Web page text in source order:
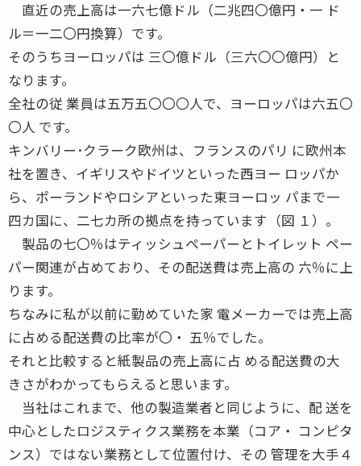
直近の売上高は一六七億ドル（二兆四〇億円・一 ド
ル＝一二〇円換算）です。
そのうちヨーロッパは 三〇億ドル（三六〇〇億円）と
なります。
全社の従 業員は五万五〇〇〇人で、ヨーロッパは六五〇
〇人 です。
キンバリー･クラーク欧州は、フランスのパリ に欧州本
社を置き、イギリスやドイツといった西ヨー ロッパか
ら、ポーランドやロシアといった東ヨーロッ パまで一
四カ国に、二七カ所の拠点を持っています（図 １）。
製品の七〇％はティッシュペーパーとトイレット ペー
パー関連が占めており、その配送費は売上高の 六％に上
ります。
ちなみに私が以前に勤めていた家 電メーカーでは売上高
に占める配送費の比率が〇・ 五％でした。
それと比較すると紙製品の売上高に占 める配送費の大
きさがわかってもらえると思います。
当社はこれまで、他の製造業者と同じように、配 送を
中心としたロジスティクス業務を本業（コア・ コンピタ
ンス）ではない業務として位置付け、その 管理を大手４